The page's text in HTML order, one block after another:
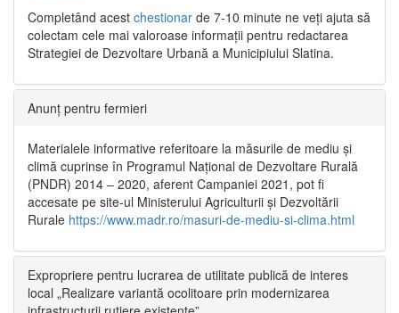
Completând acest chestionar de 7-10 minute ne veți ajuta să
colectam cele mai valoroase informații pentru redactarea
Strategiei de Dezvoltare Urbană a Municipiului Slatina.
Anunț pentru fermieri
Materialele informative referitoare la măsurile de mediu și
climă cuprinse în Programul Național de Dezvoltare Rurală
(PNDR) 2014 – 2020, aferent Campaniei 2021, pot fi
accesate pe site-ul Ministerului Agriculturii și Dezvoltării
Rurale https://www.madr.ro/masuri-de-mediu-si-clima.html
Expropriere pentru lucrarea de utilitate publică de interes
local „Realizare variantă ocolitoare prin modernizarea